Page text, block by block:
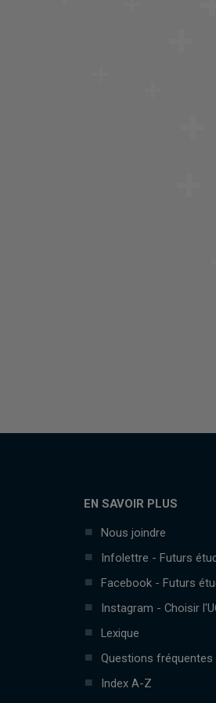
EN SAVOIR PLUS
Nous joindre
Infolettre - Futurs
Facebook - Futurs
Instagram - Choisir
Lexique
Questions fréquentes
Index A-Z